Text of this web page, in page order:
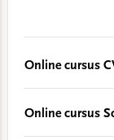
Online cursus
Online cursus